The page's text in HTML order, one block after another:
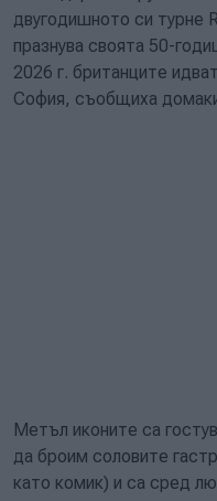
двугодишното си турне
празнува своята 50-
2026 г. британците
София, съобщиха
Метъл иконите са
да броим соловите
като комик) и са сред